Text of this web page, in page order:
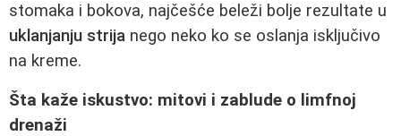
stomaka i bokova, najčešće beleži bolje rezultate u
uklanjanju strija nego neko ko se oslanja isključivo
na kreme.
Šta kaže iskustvo: mitovi i zablude o limfnoj
drenaži